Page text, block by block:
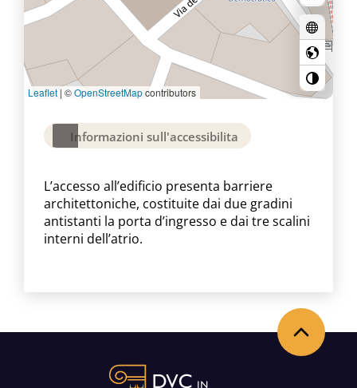
Leaflet | ©OpenStreetMapcontributors
Informazioni sull'accessibilita
L’accesso all’edificio presenta barriere
architettoniche, costituite dai due gradini
antistanti la porta d’ingresso e dai tre scalini
interni dell’atrio.
Back to the top